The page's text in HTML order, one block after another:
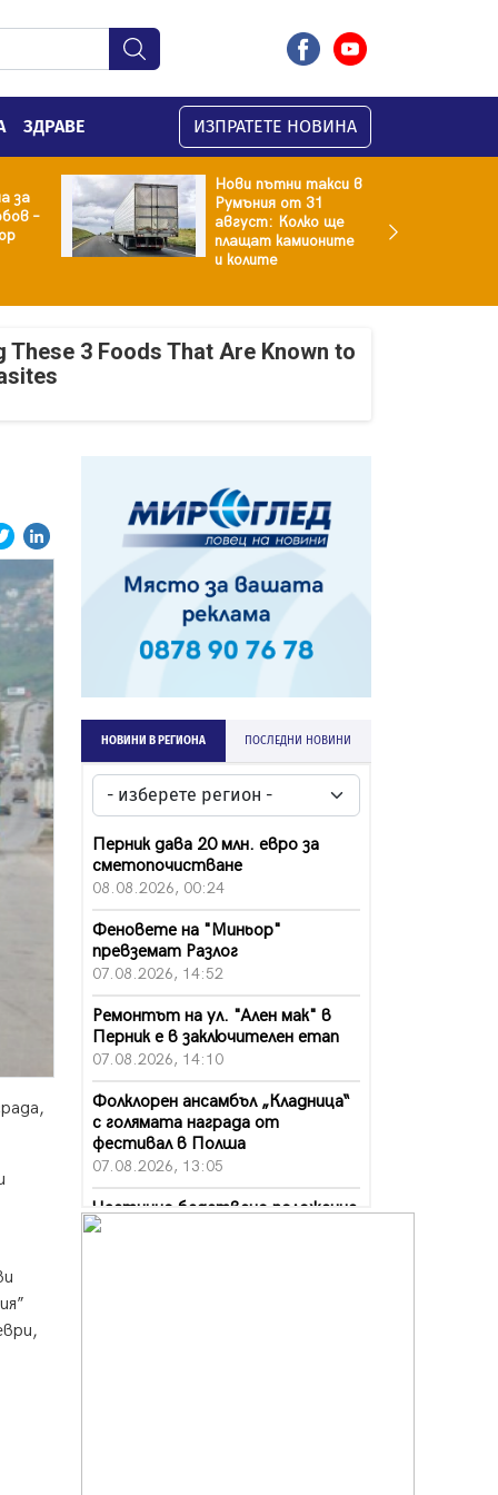
ЗДРАВЕ ИЗПРАТЕТЕ НОВИНА
за
–
Нови пътни такси в
Румъния от 31
август: Колко ще
плащат камионите
и колите
These 3 Foods That Are Known to
НОВИНИ В РЕГИОНА ПОСЛЕДНИ НОВИНИ
Перник дава 20 млн. евро за
сметопочистване
08.08.2026, 00:24
Феновете на "Миньор"
превземат Разлог
07.08.2026, 14:52
Ремонтът на ул. "Ален мак" в
Перник е в заключителен етап
07.08.2026, 14:10
Фолклорен ансамбъл „Кладница“
с голямата награда от
фестивал в Полша
07.08.2026, 13:05
Частично бедствено положение
в Перник заради пропаднал път,